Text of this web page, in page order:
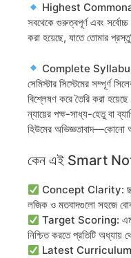
Highest
সবথেকে গুরুত্বপূর্ণ এবং
করা হয়েছে, যাতে তোমার
Complete
সেমিস্টার সিস্টেমের সম্পূর্ণ
বিশ্লেষণ করে তৈরি করা
ন্যায়ের পক্ষ-সাধ্য-হেতু বা
হিউমের অভিজ্ঞতাবাদ—কোনো
কেন এই Smart
Concept Clarity:
লজিক ও মতবাদগুলো সহজে
Target Scoring:
নিশ্চিত করতে প্রতিটি অধ্যায়
Latest